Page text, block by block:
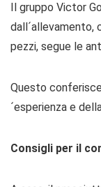
Il gruppo Victor
pezzi, segue le
Questo
´esperienza e
Consigli per il